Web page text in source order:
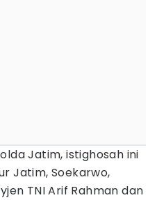
Jatim, istighosah ini
Jatim, Soekarwo,
TNI Arif Rahman dan